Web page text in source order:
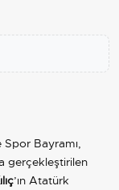
Spor Bayramı,
gerçekleştirilen
’ın Atatürk